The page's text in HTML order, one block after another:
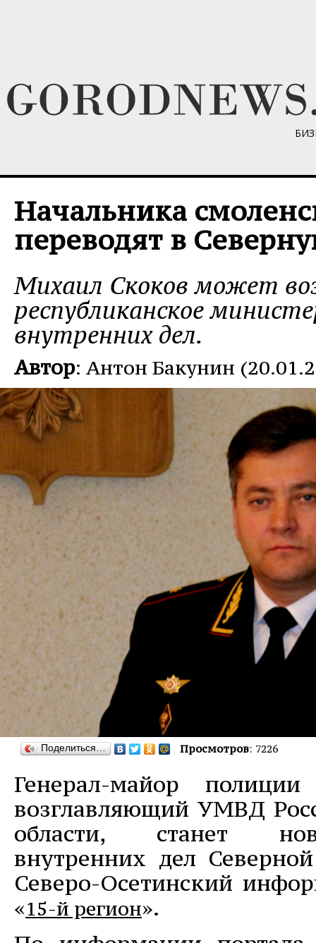
Начальника
переводят в
Михаил Скоков может
республиканское
внутренних дел.
Автор: Антон Бакунин
Поделиться… Просмотров: 7226
Генерал-майор
возглавляющий УМВД
области, станет
внутренних дел
Северо-Осетинский
«15-й регион».